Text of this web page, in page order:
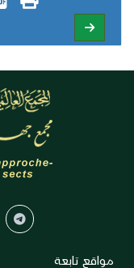
مواقع تابعة